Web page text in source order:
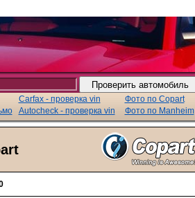
Carfax - проверка vin
Фото по Copart
Autocheck - проверка vin Фото по Manheim